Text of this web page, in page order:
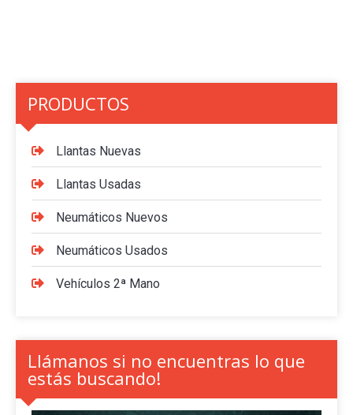
PRODUCTOS
Llantas Nuevas
Llantas Usadas
Neumáticos Nuevos
Neumáticos Usados
Vehículos 2ª Mano
Llámanos si no encuentras lo que
estás buscando!